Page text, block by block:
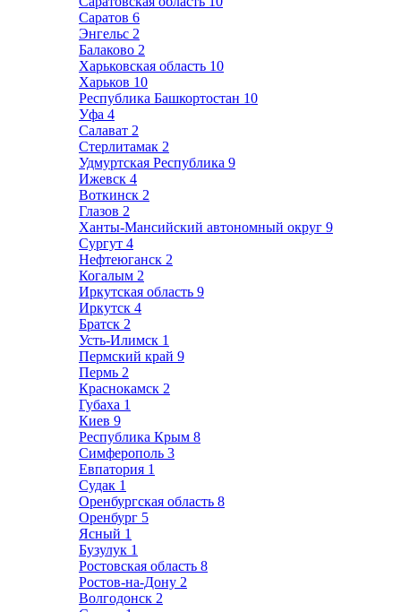
Саратов 6
Энгельс 2
Балаково 2
Харьковская область 10
Харьков 10
Республика Башкортостан 10
Уфа 4
Салават 2
Стерлитамак 2
Удмуртская Республика 9
Ижевск 4
Воткинск 2
Глазов 2
Ханты-Мансийский автономный округ 9
Сургут 4
Нефтеюганск 2
Когалым 2
Иркутская область 9
Иркутск 4
Братск 2
Усть-Илимск 1
Пермский край 9
Пермь 2
Краснокамск 2
Губаха 1
Киев 9
Республика Крым 8
Симферополь 3
Евпатория 1
Судак 1
Оренбургская область 8
Оренбург 5
Ясный 1
Бузулук 1
Ростовская область 8
Ростов-на-Дону 2
Волгодонск 2